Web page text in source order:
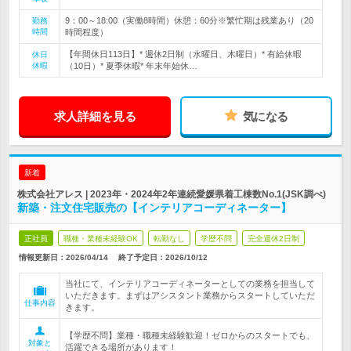
勤務
時間
9：00～18:00（実働8時間）休憩：60分※繁忙期は残業あり（20
時間程度）
休日
休暇
【年間休日113日】* 週休2日制（水曜日、木曜日）* 有給休暇
（10日）* 夏季休暇* 年末年始休…
求人詳細を見る 気になる
新着
株式会社アレス | 2023年・2024年2年連続愛媛県着工棟数No.1(JSK調べ)
新築・注文住宅販売の【インテリアコーディネーター】
正社員 職種・業種未経験OK 転勤なし 学歴不問 完全週休2日制
情報更新日：2026/04/14 終了予定日： 2026/10/12
仕事内容
当社にて、インテリアコーディネーターとしての業務を担当して
いただきます。まずはアシスタント業務からスタートしていただ
きます。
対象と
【学歴不問】業種・職種未経験歓迎！ゼロからのスタートでも、
活躍できる場所があります！